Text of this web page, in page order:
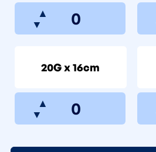
▲
▼
20G x 16cm
▲
▼